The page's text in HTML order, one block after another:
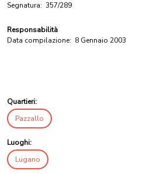
Segnatura: 357/289
Responsabilità
Data compilazione: 8 Gennaio 2003
Quartieri:
Pazzallo
Luoghi:
Lugano